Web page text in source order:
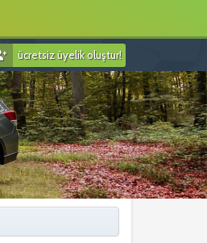
ücretsiz üyelik oluştur!